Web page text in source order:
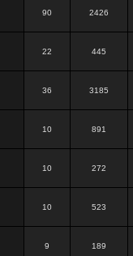
90 2426
22 445
36 3185
10 891
10 272
10 523
9 189